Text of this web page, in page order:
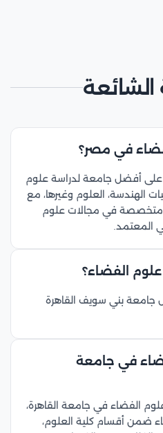
الشائعة
في مصر؟
أفضل جامعة لدراسة علوم
الهندسة، العلوم وغيرها، مع
متخصصة في مجالات علوم
المعتمد.
الفضاء؟
جامعة بني سويف القاهرة
في جامعة
الفضاء في جامعة القاهرة،
ضمن أقسام كلية العلوم،